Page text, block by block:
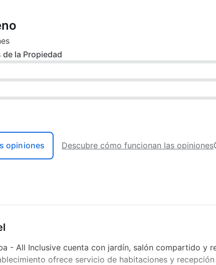
la Propiedad
opiniones Descubre cómo funcionan las opiniones
- All Inclusive cuenta con jardín, salón compartido y
ofrece servicio de habitaciones y